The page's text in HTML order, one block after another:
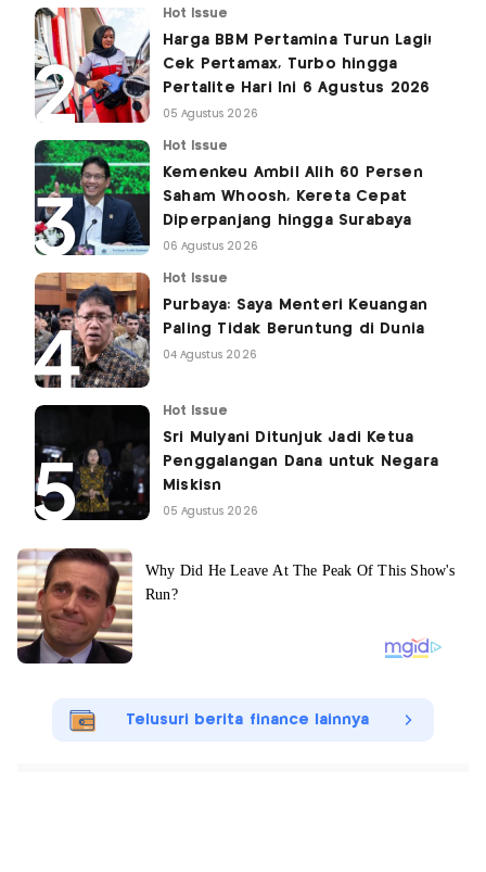
Hot Issue
Harga BBM Pertamina Turun Lagi!
Cek Pertamax, Turbo hingga
Pertalite Hari Ini 6 Agustus 2026
05 Agustus 2026
Hot Issue
Kemenkeu Ambil Alih 60 Persen
Saham Whoosh, Kereta Cepat
Diperpanjang hingga Surabaya
06 Agustus 2026
Hot Issue
Purbaya: Saya Menteri Keuangan
Paling Tidak Beruntung di Dunia
04 Agustus 2026
Hot Issue
Sri Mulyani Ditunjuk Jadi Ketua
Penggalangan Dana untuk Negara
Miskisn
05 Agustus 2026
Telusuri berita finance lainnya